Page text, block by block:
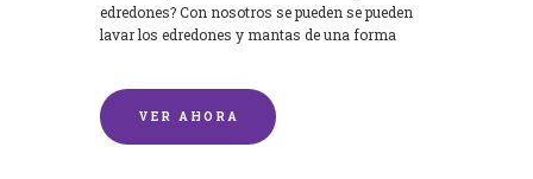
edredones? Con nosotros se pueden se pueden
lavar los edredones y mantas de una forma
VER AHORA